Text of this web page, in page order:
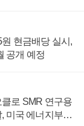
현금배당 실시,
공개 예정
로 SMR 연구용
미국 에너지부